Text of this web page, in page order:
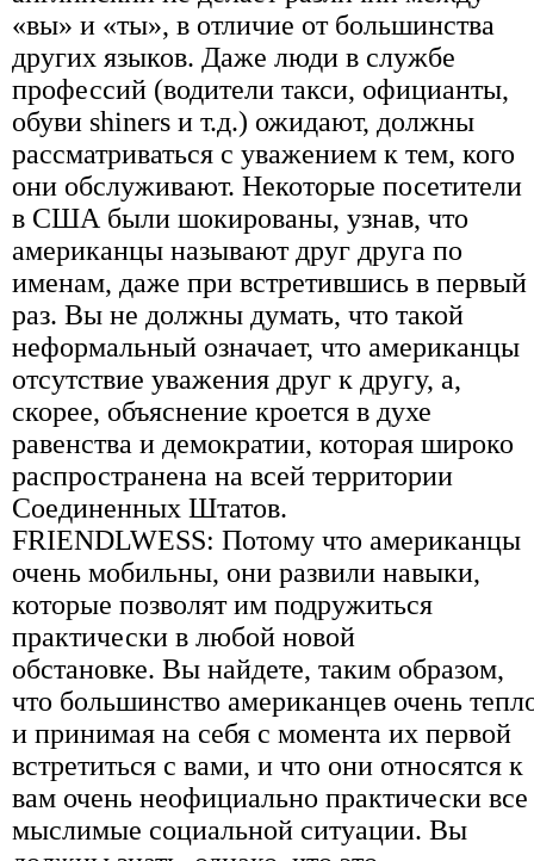
«вы» и «ты», в отличие от большинства
других языков. Даже люди в службе
профессий (водители такси, официанты,
обуви shiners и т.д.) ожидают, должны
рассматриваться с уважением к тем, кого
они обслуживают. Некоторые посетители
в США были шокированы, узнав, что
американцы называют друг друга по
именам, даже при встретившись в первый
раз. Вы не должны думать, что такой
неформальный означает, что американцы
отсутствие уважения друг к другу, а,
скорее, объяснение кроется в духе
равенства и демократии, которая широко
распространена на всей территории
Соединенных Штатов.
FRIENDLWESS: Потому что американцы
очень мобильны, они развили навыки,
которые позволят им подружиться
практически в любой новой
обстановке. Вы найдете, таким образом,
что большинство американцев очень
и принимая на себя с момента их первой
встретиться с вами, и что они относятся к
вам очень неофициально практически все
мыслимые социальной ситуации. Вы